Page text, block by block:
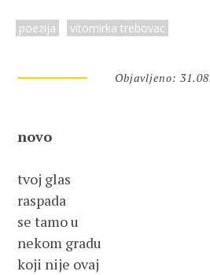
poezija vitomirka trebovac
Objavljeno:
novo
tvoj glas
raspada
se tamo u
nekom gradu
koji nije ovaj